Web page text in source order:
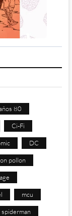
80
Ci-Fi
DC
pollon
mcu
spiderman